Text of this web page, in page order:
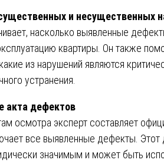
и несущественных
насколько выявленные
квартиры. Он также
из нарушений являются
устранения.
акта дефектов
осмотра эксперт составляет
все выявленные дефекты. Этот
значимым и может быть